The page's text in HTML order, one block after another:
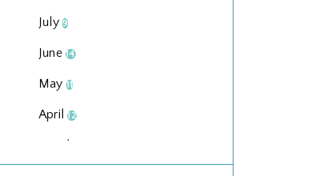
July9
June14
May 11
April12
March